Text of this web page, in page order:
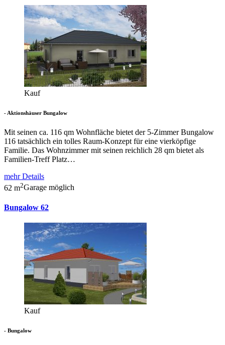
Kauf
- Aktionshäuser Bungalow
Mit seinen ca. 116 qm Wohnfläche bietet der 5-Zimmer Bungalow
116 tatsächlich ein tolles Raum-Konzept für eine vierköpfige
Familie. Das Wohnzimmer mit seinen reichlich 28 qm bietet als
Familien-Treff Platz…
mehr Details
62 m2Garage möglich
Bungalow 62
Kauf
- Bungalow